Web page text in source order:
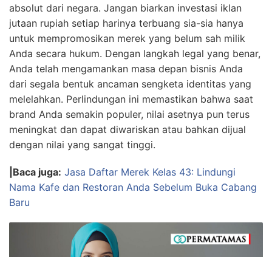
absolut dari negara. Jangan biarkan investasi iklan
jutaan rupiah setiap harinya terbuang sia-sia hanya
untuk mempromosikan merek yang belum sah milik
Anda secara hukum. Dengan langkah legal yang benar,
Anda telah mengamankan masa depan bisnis Anda
dari segala bentuk ancaman sengketa identitas yang
melelahkan. Perlindungan ini memastikan bahwa saat
brand Anda semakin populer, nilai asetnya pun terus
meningkat dan dapat diwariskan atau bahkan dijual
dengan nilai yang sangat tinggi.
|Baca juga: Jasa Daftar Merek Kelas 43: Lindungi
Nama Kafe dan Restoran Anda Sebelum Buka Cabang
Baru